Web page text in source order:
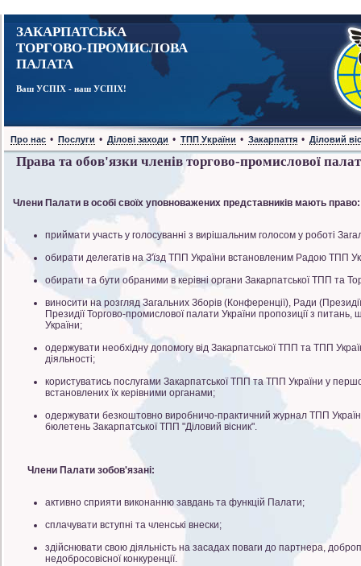
ЗАКАРПАТСЬКА
ТОРГОВО-ПРОМИСЛОВА
ПАЛАТА
Ваш УСПІХ - наш УСПІХ!
Про нас • Послуги • Ділові заходи • ТПП України • Закарпаття • Діловий
Права та обов'язки членів торгово-промислової
Члени Палати в особі своїх уповноважених представників мають право:
приймати участь у голосуванні з вирішальним голосом у роботі
обирати делегатів на З'їзд ТПП України встановленим Радою ТПП
обирати та бути обраними в керівні органи Закарпатської ТПП та
виносити на розгляд Загальних Зборів (Конференції), Ради
Президії Торгово-промислової палати України пропозиції з
України;
одержувати необхідну допомогу від Закарпатської ТПП та ТПП
діяльності;
користуватись послугами Закарпатської ТПП та ТПП України у
встановлених їх керівними органами;
одержувати безкоштовно виробничо-практичний журнал ТПП
бюлетень Закарпатської ТПП "Діловий вісник".
Члени Палати зобов'язані:
активно сприяти виконанню завдань та функцій Палати;
сплачувати вступні та членські внески;
здійснювати свою діяльність на засадах поваги до партнера,
недобросовісної конкуренції.